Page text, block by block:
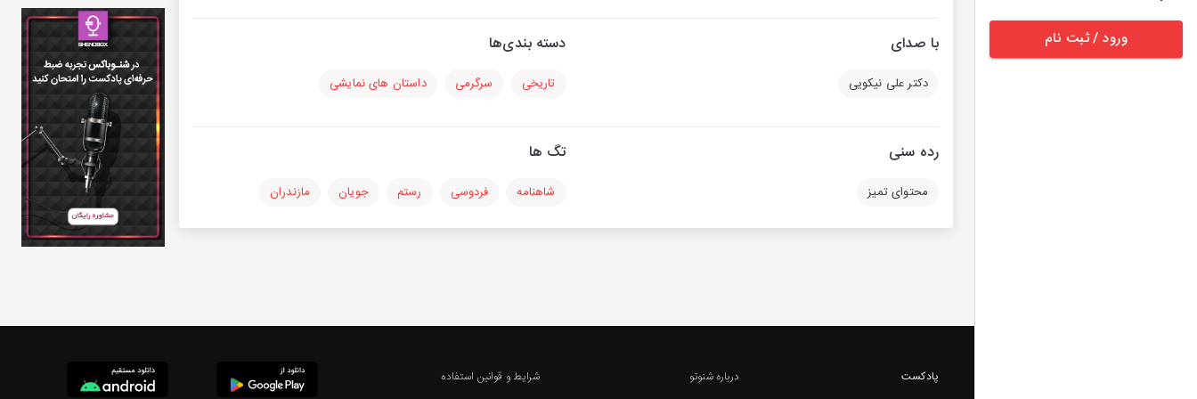
ورود / ثبت نام با صدای
دکتر علی نیکویی
دسته بندی‌ها
تاریخی سرگرمی داستان های نمایشی
رده سنی
محتوای تمیز
تگ ها
شاهنامه فردوسی رستم جویان مازندران
پادکست
درباره شنوتو
شرایط و قوانین استفاده